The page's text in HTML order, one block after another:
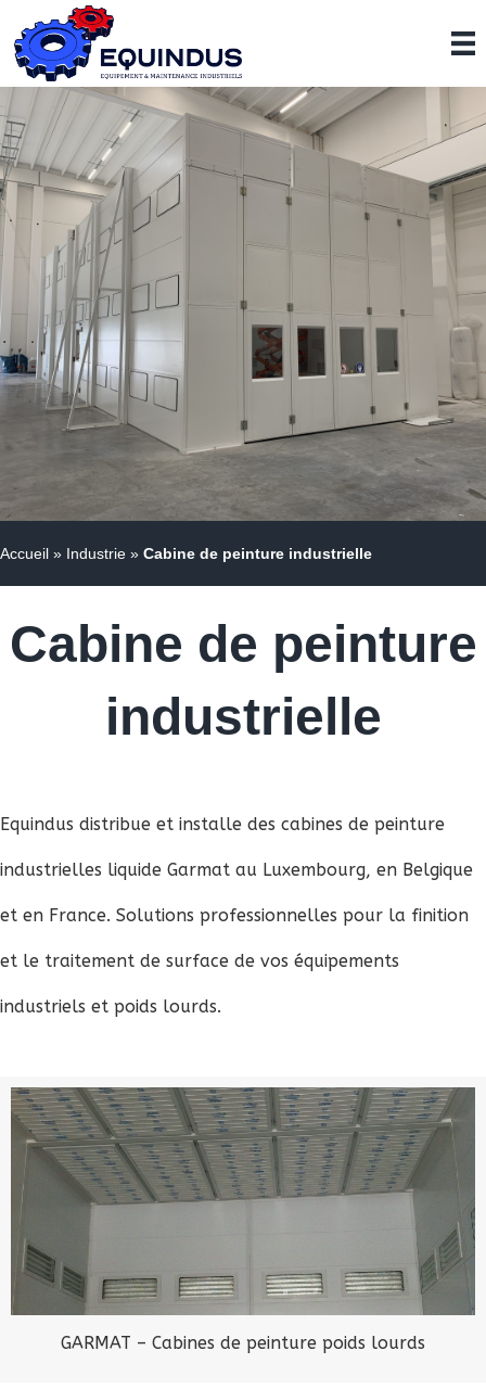
Accueil » Industrie » Cabine de peinture industrielle
Cabine de peinture
industrielle
Equindus distribue et installe des cabines de peinture
industrielles liquide Garmat au Luxembourg, en Belgique
et en France. Solutions professionnelles pour la finition
et le traitement de surface de vos équipements
industriels et poids lourds.
GARMAT – Cabines de peinture poids lourds